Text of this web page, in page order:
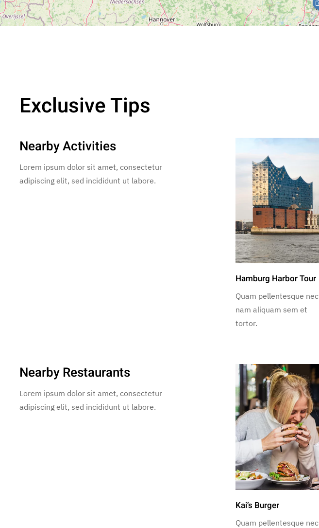
Exclusive Tips
Nearby Activities
Lorem ipsum dolor sit amet, consectetur
adipiscing elit, sed incididunt ut labore.
Hamburg Harbor Tour
Quam pellentesque nec
nam aliquam sem et
tortor.
Nearby Restaurants
Lorem ipsum dolor sit amet, consectetur
adipiscing elit, sed incididunt ut labore.
Kai’s Burger
Quam pellentesque nec